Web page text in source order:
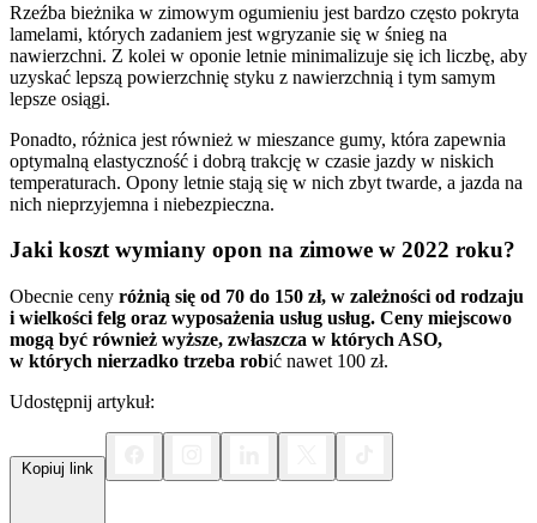
Rzeźba bieżnika w zimowym ogumieniu jest bardzo często pokryta
lamelami, których zadaniem jest wgryzanie się w śnieg na
nawierzchni. Z kolei w oponie letnie minimalizuje się ich liczbę, aby
uzyskać lepszą powierzchnię styku z nawierzchnią i tym samym
lepsze osiągi.
Ponadto, różnica jest również w mieszance gumy, która zapewnia
optymalną elastyczność i dobrą trakcję w czasie jazdy w niskich
temperaturach. Opony letnie stają się w nich zbyt twarde, a jazda na
nich nieprzyjemna i niebezpieczna.
Jaki koszt wymiany opon na zimowe w 2022 roku?
Obecnie ceny różnią się od 70 do 150 zł, w zależności od rodzaju
i wielkości felg oraz wyposażenia usług usług. Ceny miejscowo
mogą być również wyższe, zwłaszcza w których ASO,
w których nierzadko trzeba robić nawet 100 zł.
Udostępnij artykuł: